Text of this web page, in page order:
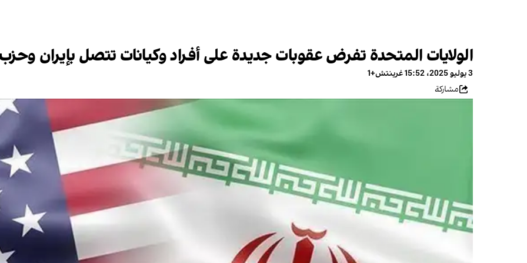
الولايات المتحدة تفرض عقوبات جديدة على أفراد وكيانات تتصل بإيران وحزب
3 يوليو 2025، 15:52 غرينتش+1
مشاركة